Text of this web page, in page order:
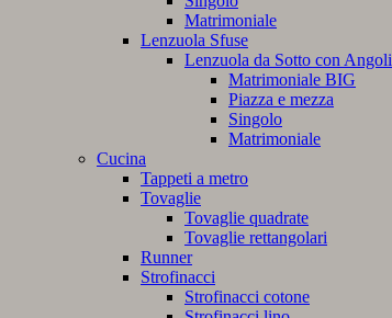
Matrimoniale
Lenzuola Sfuse
Lenzuola da Sotto con Angoli
Matrimoniale BIG
Piazza e mezza
Singolo
Matrimoniale
Cucina
Tappeti a metro
Tovaglie
Tovaglie quadrate
Tovaglie rettangolari
Runner
Strofinacci
Strofinacci cotone